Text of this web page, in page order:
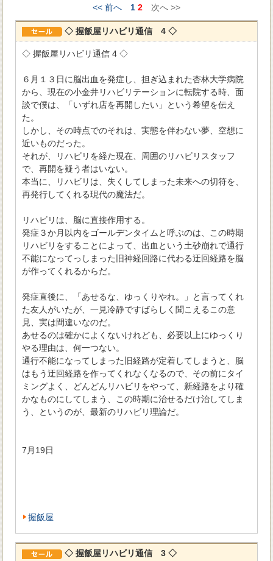
<< 前へ
1 2 次へ >>
◇ 握飯屋リハビリ通信 4 ◇
◇ 握飯屋リハビリ通信 4 ◇
６月１３日に脳出血を発症し、担ぎ込まれた杏林大学病院
から、現在の小金井リハビリテーションに転院する時、面
談で僕は、「いずれ店を再開したい」という希望を伝え
た。
しかし、その時点でのそれは、実態を伴わない夢、空想に
近いものだった。
それが、リハビリを経た現在、周囲のリハビリスタッフ
で、再開を疑う者はいない。
本当に、リハビリは、失くしてしまった未来への切符を、
再発行してくれる現代の魔法だ。
リハビリは、脳に直接作用する。
発症３か月以内をゴールデンタイムと呼ぶのは、この時期
リハビリをすることによって、出血という土砂崩れで通行
不能になってっしまった旧神経回路に代わる迂回経路を脳
が作ってくれるからだ。
発症直後に、「あせるな、ゆっくりやれ。」と言ってくれ
た友人がいたが、一見冷静ですばらしく聞こえるこの意
見、実は間違いなのだ。
あせるのは確かによくないけれども、必要以上にゆっくり
やる理由は、何一つない。
通行不能になってしまった旧経路が定着してしまうと、脳
はもう迂回経路を作ってくれなくなるので、その前にタイ
ミングよく、どんどんリハビリをやって、新経路をより確
かなものにしてしまう、この時期に治せるだけ治してしま
う、というのが、最新のリハビリ理論だ。
7月19日
握飯屋
◇ 握飯屋リハビリ通信 3 ◇